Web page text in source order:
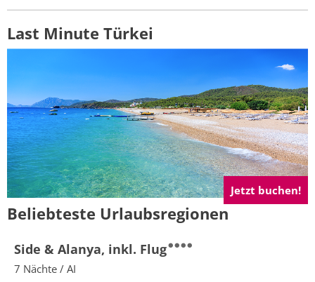
Last Minute Türkei
Jetzt buchen!
Beliebteste Urlaubsregionen
Side & Alanya, inkl. Flug
7 Nächte / AI